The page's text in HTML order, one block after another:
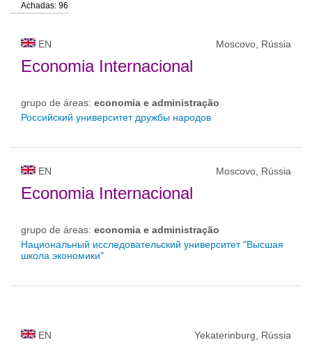
status de universidade
Achadas: 96
EN Moscovo, Rússia
Economia Internacional
grupo de áreas: economia e administração
Российский университет дружбы народов
EN Moscovo, Rússia
Economia Internacional
grupo de áreas: economia e administração
Национальный исследовательский университет "Высшая
школа экономики"
EN Yekaterinburg, Rússia